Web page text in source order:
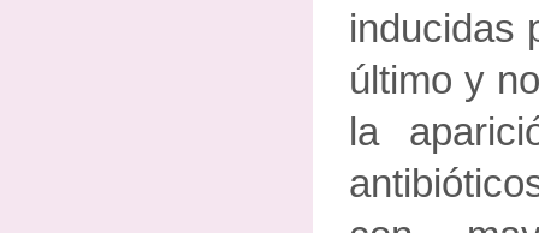
inducidas
último y
la